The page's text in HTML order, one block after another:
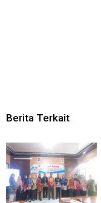
Berita Terkait